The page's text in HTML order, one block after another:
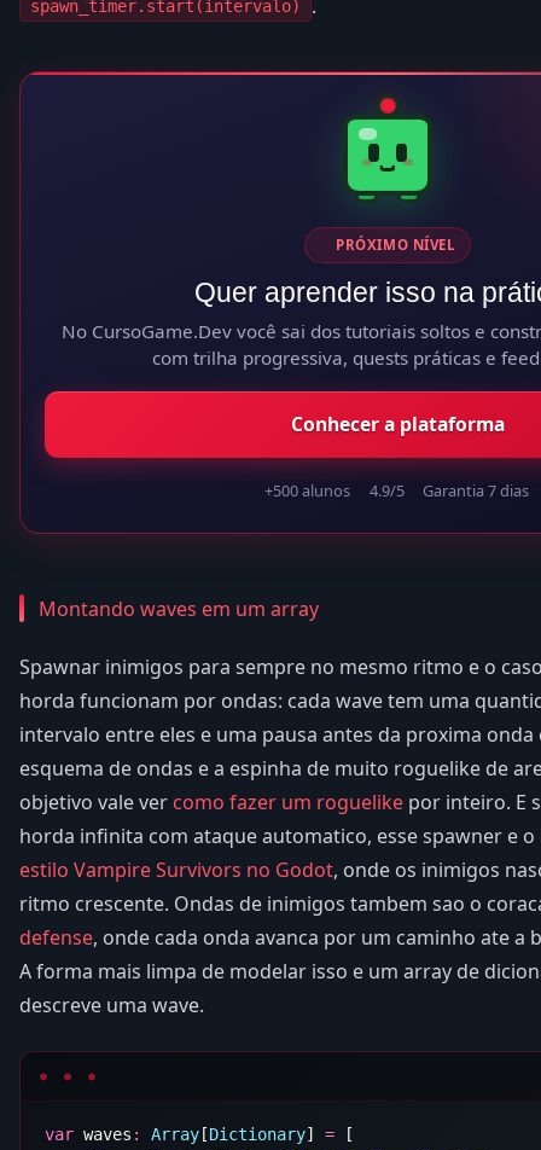
spawn_timer.start(intervalo) .
PRÓXIMO NÍVEL
Quer aprender isso na
No CursoGame.Dev você sai dos tutoriais soltos e
com trilha progressiva, quests práticas e
Conhecer a plataforma
+500 alunos 4.9/5 Garantia 7 dias
Montando waves em um array
Spawnar inimigos para sempre no mesmo ritmo e o
horda funcionam por ondas: cada wave tem uma
intervalo entre eles e uma pausa antes da proxima onda
esquema de ondas e a espinha de muito roguelike de
objetivo vale vercomo fazer um roguelike por inteiro. E
horda infinita com ataque automatico, esse spawner e
estilo Vampire Survivors no Godot, onde os inimigos
ritmo crescente. Ondas de inimigos tambem sao o
defense, onde cada onda avanca por um caminho ate a
A forma mais limpa de modelar isso e um array de
descreve uma wave.
var waves : Array[Dictionary] =